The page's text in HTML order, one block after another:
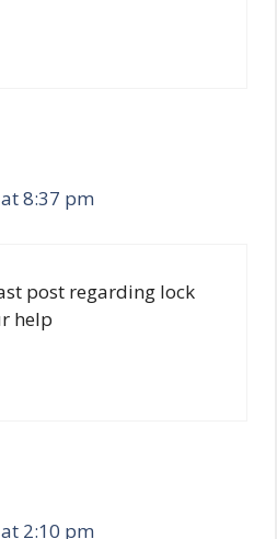
8:37 pm
post regarding lock
help
2:10 pm